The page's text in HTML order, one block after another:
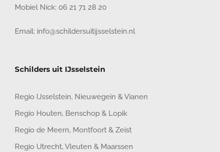
Mobiel Nick: 06 21 71 28 20
Email: info@schildersuitijsselstein.nl
Schilders uit IJsselstein
Regio IJsselstein, Nieuwegein &Vianen
Regio Houten, Benschop & Lopik
Regio de Meern, Montfoort & Zeist
Regio Utrecht,Vleuten & Maarssen